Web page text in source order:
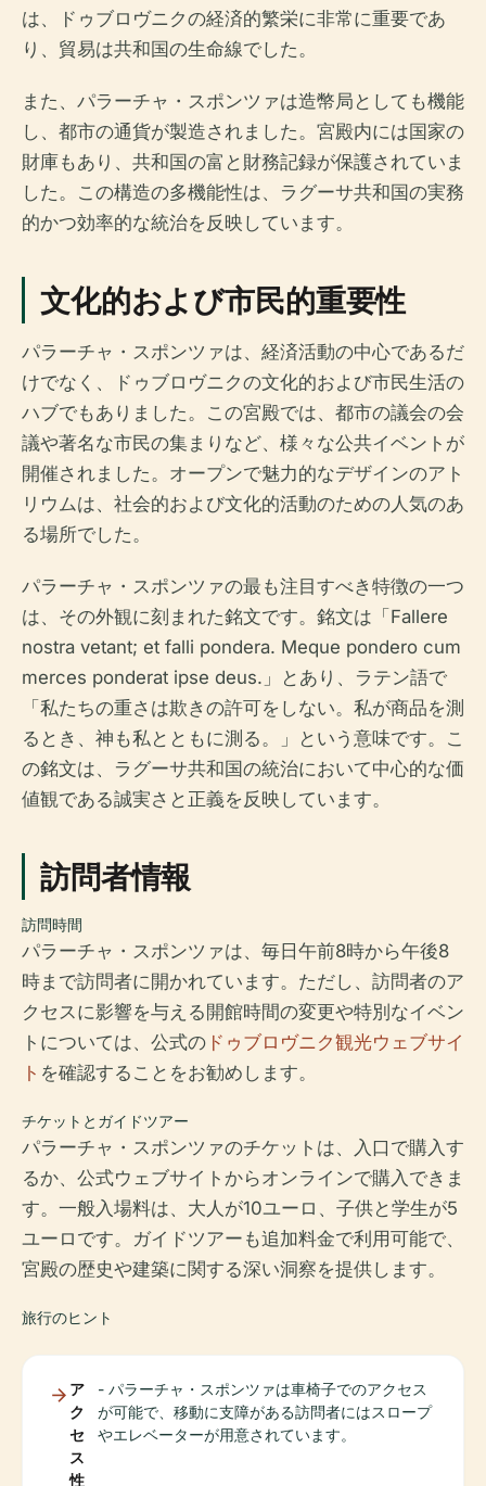
は、ドゥブロヴニクの経済的繁栄に非常に重要であ
り、貿易は共和国の生命線でした。
また、パラーチャ・スポンツァは造幣局としても機能
し、都市の通貨が製造されました。宮殿内には国家の
財庫もあり、共和国の富と財務記録が保護されていま
した。この構造の多機能性は、ラグーサ共和国の実務
的かつ効率的な統治を反映しています。
文化的および市民的重要性
パラーチャ・スポンツァは、経済活動の中心であるだ
けでなく、ドゥブロヴニクの文化的および市民生活の
ハブでもありました。この宮殿では、都市の議会の会
議や著名な市民の集まりなど、様々な公共イベントが
開催されました。オープンで魅力的なデザインのアト
リウムは、社会的および文化的活動のための人気のあ
る場所でした。
パラーチャ・スポンツァの最も注目すべき特徴の一つ
は、その外観に刻まれた銘文です。銘文は「Fallere
nostra vetant; et falli pondera. Meque pondero cum
merces ponderat ipse deus.」とあり、ラテン語で
「私たちの重さは欺きの許可をしない。私が商品を測
るとき、神も私とともに測る。」という意味です。こ
の銘文は、ラグーサ共和国の統治において中心的な価
値観である誠実さと正義を反映しています。
訪問者情報
訪問時間
パラーチャ・スポンツァは、毎日午前8時から午後8
時まで訪問者に開かれています。ただし、訪問者のア
クセスに影響を与える開館時間の変更や特別なイベン
トについては、公式の ドゥブロヴニク観光ウェブサイ
ト を確認することをお勧めします。
チケットとガイドツアー
パラーチャ・スポンツァのチケットは、入口で購入す
るか、公式ウェブサイトからオンラインで購入できま
す。一般入場料は、大人が10ユーロ、子供と学生が5
ユーロです。ガイドツアーも追加料金で利用可能で、
宮殿の歴史や建築に関する深い洞察を提供します。
旅行のヒント
ア
ク
セ
ス
性
- パラーチャ・スポンツァは車椅子でのアクセス
が可能で、移動に支障がある訪問者にはスロープ
やエレベーターが用意されています。